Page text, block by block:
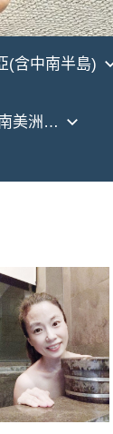
(含中南半島)
美洲…